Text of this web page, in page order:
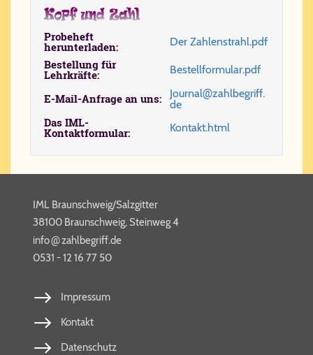
Probeheft
herunterladen: Der Zah­len­strahl.​pdf
Bestellung für
Lehrkräfte: Be​stell​for​mu​lar.​pdf
E-Mail-Anfrage an uns: Jour​nal@​zahl​be​griff.​
de
Das IML-
Kontaktformular: Kon​takt.​html
IML Braunschweig/Salzgitter
38100 Braunschweig, Steinweg 4
info​@zahl​be​griff​.de
0531 - 12 16 77 50
Impressum
Kontakt
Datenschutz